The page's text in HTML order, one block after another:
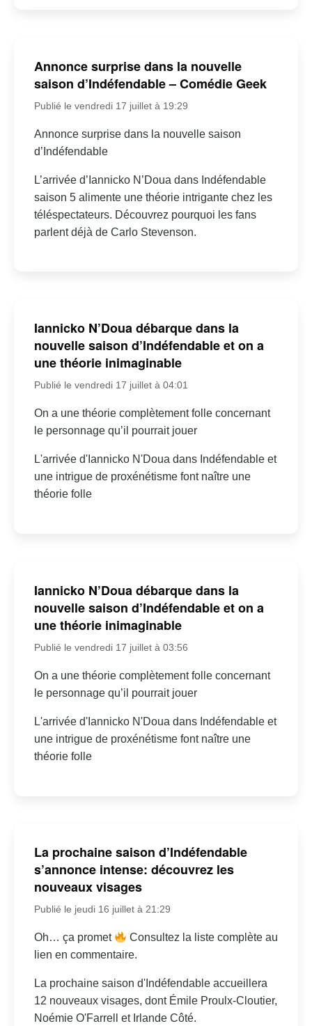
Annonce surprise dans la nouvelle
saison d’Indéfendable – Comédie Geek
Publié le vendredi 17 juillet à 19:29
Annonce surprise dans la nouvelle saison
d’Indéfendable
L’arrivée d’Iannicko N’Doua dans Indéfendable
saison 5 alimente une théorie intrigante chez les
téléspectateurs. Découvrez pourquoi les fans
parlent déjà de Carlo Stevenson.
Iannicko N’Doua débarque dans la
nouvelle saison d’Indéfendable et on a
une théorie inimaginable
Publié le vendredi 17 juillet à 04:01
On a une théorie complètement folle concernant
le personnage qu’il pourrait jouer
L'arrivée d'Iannicko N'Doua dans Indéfendable et
une intrigue de proxénétisme font naître une
théorie folle
Iannicko N’Doua débarque dans la
nouvelle saison d’Indéfendable et on a
une théorie inimaginable
Publié le vendredi 17 juillet à 03:56
On a une théorie complètement folle concernant
le personnage qu’il pourrait jouer
L'arrivée d'Iannicko N'Doua dans Indéfendable et
une intrigue de proxénétisme font naître une
théorie folle
La prochaine saison d’Indéfendable
s’annonce intense: découvrez les
nouveaux visages
Publié le jeudi 16 juillet à 21:29
Oh… ça promet
Consultez la liste complète au
lien en commentaire.
La prochaine saison d'Indéfendable accueillera
12 nouveaux visages, dont Émile Proulx-Cloutier,
Noémie O'Farrell et Irlande Côté.